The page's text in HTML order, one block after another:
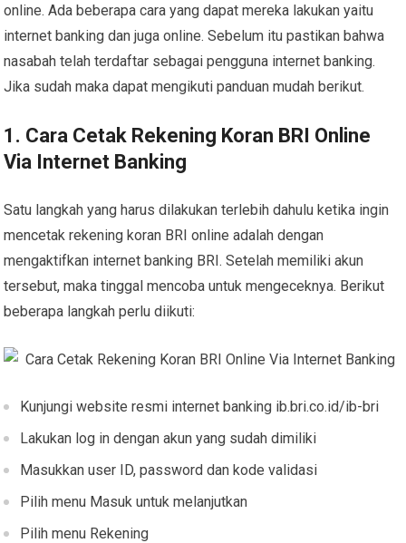
online. Ada beberapa cara yang dapat mereka lakukan yaitu
internet banking dan juga online. Sebelum itu pastikan bahwa
nasabah telah terdaftar sebagai pengguna internet banking.
Jika sudah maka dapat mengikuti panduan mudah berikut.
1. Cara Cetak Rekening Koran BRI Online
Via Internet Banking
Satu langkah yang harus dilakukan terlebih dahulu ketika ingin
mencetak rekening koran BRI online adalah dengan
mengaktifkan internet banking BRI. Setelah memiliki akun
tersebut, maka tinggal mencoba untuk mengeceknya. Berikut
beberapa langkah perlu diikuti:
Kunjungi website resmi internet banking ib.bri.co.id/ib-bri
Lakukan log in dengan akun yang sudah dimiliki
Masukkan user ID, password dan kode validasi
Pilih menu Masuk untuk melanjutkan
Pilih menu Rekening